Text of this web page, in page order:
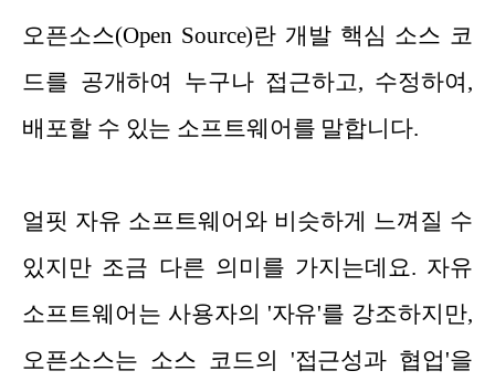
오픈소스(Open Source)란 개발 핵심 소스 코
드를 공개하여 누구나 접근하고, 수정하여,
배포할 수 있는 소프트웨어를 말합니다.
얼핏 자유 소프트웨어와 비슷하게 느껴질 수
있지만 조금 다른 의미를 가지는데요. 자유
소프트웨어는 사용자의 '자유'를 강조하지만,
오픈소스는 소스 코드의 '접근성과 협업'을